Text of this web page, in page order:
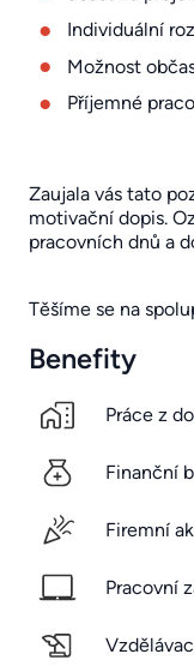
Individuální
Možnost
Příjemné
Zaujala vás tato
motivační dopis.
pracovních dnů a
Těšíme se na
Benefity
Práce z
Finanční
Firemní
Pracovní